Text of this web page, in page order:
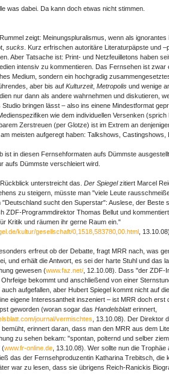
was dabei. Da kann doch etwas nicht stimmen.
zeigt: Meinungspluralismus, wenn als ignorantes
sucks . Kurz erfrischen autoritäre Literaturpäpste und
Aber Tatsache ist: Print- und Netzfeuilletons haben
intensiv zu kommentieren. Das Fernsehen ist zwar
Medium, sondern ein hochgradig
aber bis auf Kulturzeit, Metropolis und wenige
nur dann als andere wahrnehmen und diskutieren,
Studio bringen lässt – also ins einene Mindestformat
wie dem individuellen Versenken
Zerstreuen (per Glotze) ist im Extrem an
meisten aufgeregt haben: Talkshows, Castingshows,
ist in diesen Fernsehformaten aufs Dümmste
aufs Dümmste verschleiert wird.
unterstreicht das. Der Spiegelzitiert Marcel
zu steigern, müsste man "viele Leute
"Deutschland sucht den Superstar": Auslese, der Beste
ZDF-Programmdirektor Thomas Bellut und
Kritik und räumen ihr gerne Raum ein."
kultur/gesellschaft/0,1518,583780,00.html , 13.10.08)
erfreut ob der Debatte, fragt MRR nach, was
und erhält die Antwort, es sei der harte Stuhl und das
gewesen (www.faz.net/ , 12.10.08). Dass "der ZDF-
bekommt und anschließend von einer
auch aufgefallen, aber Hubert Spiegel kommt nicht auf
eigene Interessantheit inszeniert – ist MRR doch
geworden (woran sogar das Handelsblatterinnert,
journal/vermischtes , 13.10.08). Der Direktor
bemüht, erinnert daran, dass man den MRR aus dem
zu sehen bekam: "spontan, polternd und selber
(www.fr-online.de , 13.10.08). Wer sollte nun die
das der Fernsehproduzentin Katharina Trebitsch, die
war zu lesen, dass sie übrigens Reich-Ranickis